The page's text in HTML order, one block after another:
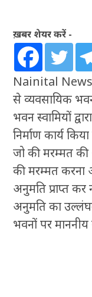
ख़बर शेयर करें -
Nainital News:
से व्यवसायिक
भवन स्वामियों
निर्माण कार्य
जो की मरम्मत
की मरम्मत
अनुमति प्राप्त
अनुमति का
भवनों पर माननीय